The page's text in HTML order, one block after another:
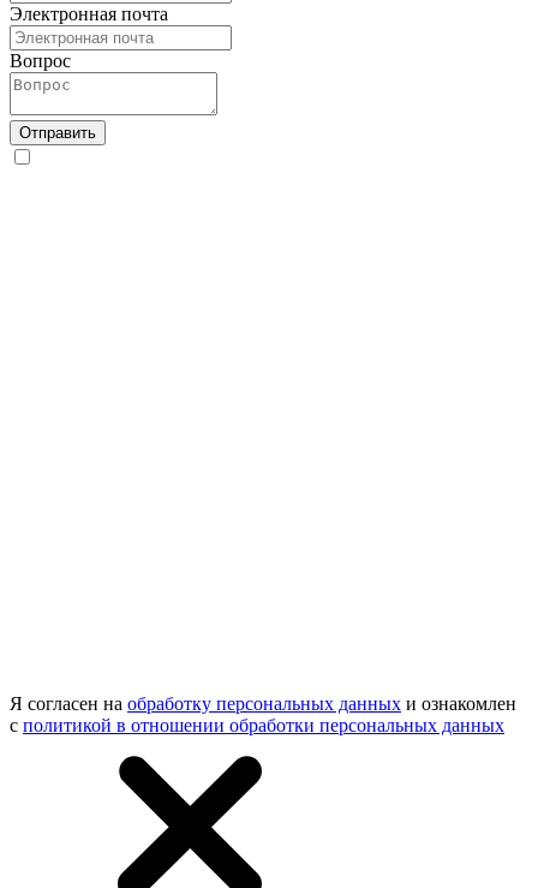
Электронная почта
Вопрос
Отправить
Я согласен на обработку персональных данных и ознакомлен
с политикой в отношении обработки персональных данных